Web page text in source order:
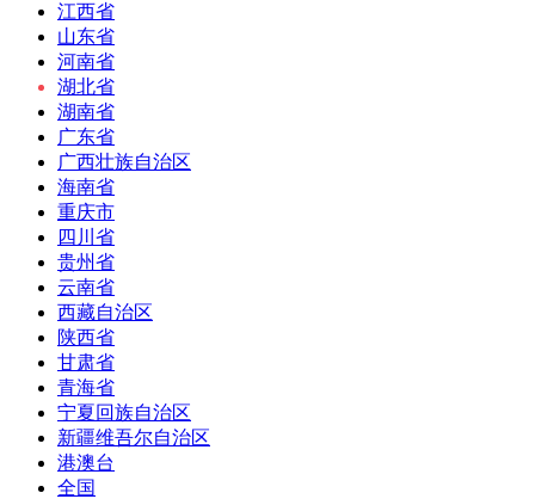
江西省
山东省
河南省
湖北省
湖南省
广东省
广西壮族自治区
海南省
重庆市
四川省
贵州省
云南省
西藏自治区
陕西省
甘肃省
青海省
宁夏回族自治区
新疆维吾尔自治区
港澳台
全国